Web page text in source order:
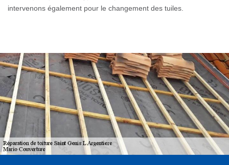
intervenons également pour le changement des tuiles.